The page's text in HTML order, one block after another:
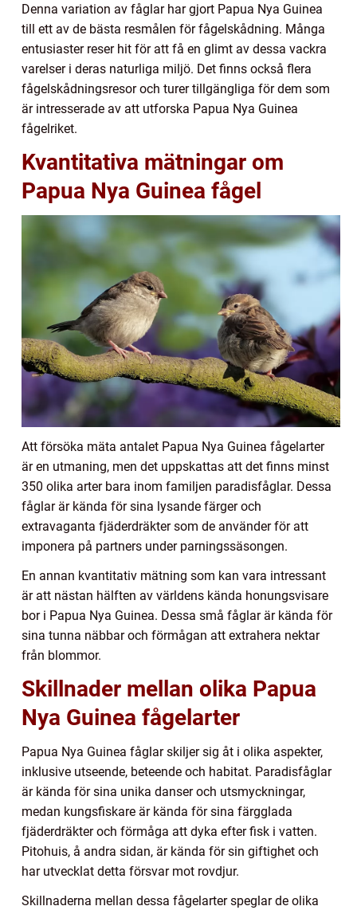
Denna variation av fåglar har gjort Papua Nya Guinea
till ett av de bästa resmålen för fågelskådning. Många
entusiaster reser hit för att få en glimt av dessa vackra
varelser i deras naturliga miljö. Det finns också flera
fågelskådningsresor och turer tillgängliga för dem som
är intresserade av att utforska Papua Nya Guinea
fågelriket.
Kvantitativa mätningar om
Papua Nya Guinea fågel
Att försöka mäta antalet Papua Nya Guinea fågelarter
är en utmaning, men det uppskattas att det finns minst
350 olika arter bara inom familjen paradisfåglar. Dessa
fåglar är kända för sina lysande färger och
extravaganta fjäderdräkter som de använder för att
imponera på partners under parningssäsongen.
En annan kvantitativ mätning som kan vara intressant
är att nästan hälften av världens kända honungsvisare
bor i Papua Nya Guinea. Dessa små fåglar är kända för
sina tunna näbbar och förmågan att extrahera nektar
från blommor.
Skillnader mellan olika Papua
Nya Guinea fågelarter
Papua Nya Guinea fåglar skiljer sig åt i olika aspekter,
inklusive utseende, beteende och habitat. Paradisfåglar
är kända för sina unika danser och utsmyckningar,
medan kungsfiskare är kända för sina färgglada
fjäderdräkter och förmåga att dyka efter fisk i vatten.
Pitohuis, å andra sidan, är kända för sin giftighet och
har utvecklat detta försvar mot rovdjur.
Skillnaderna mellan dessa fågelarter speglar de olika